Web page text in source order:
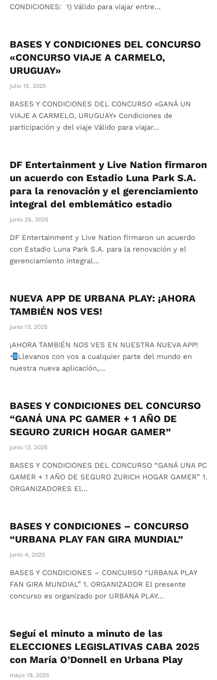
CONDICIONES: 1) Válido para viajar entre…
BASES Y CONDICIONES DEL CONCURSO
«CONCURSO VIAJE A CARMELO,
URUGUAY»
julio 15, 2025
BASES Y CONDICIONES DEL CONCURSO «GANÁ UN
VIAJE A CARMELO, URUGUAY» Condiciones de
participación y del viaje Válido para viajar…
DF Entertainment y Live Nation firmaron
un acuerdo con Estadio Luna Park S.A.
para la renovación y el gerenciamiento
integral del emblemático estadio
junio 25, 2025
DF Entertainment y Live Nation firmaron un acuerdo
con Estadio Luna Park S.A. para la renovación y el
gerenciamiento integral…
NUEVA APP DE URBANA PLAY: ¡AHORA
TAMBIÉN NOS VES!
junio 13, 2025
¡AHORA TAMBIÉN NOS VES EN NUESTRA NUEVA APP!
Llevanos con vos a cualquier parte del mundo en
nuestra nueva aplicación,…
BASES Y CONDICIONES DEL CONCURSO
“GANÁ UNA PC GAMER + 1 AÑO DE
SEGURO ZURICH HOGAR GAMER”
junio 13, 2025
BASES Y CONDICIONES DEL CONCURSO “GANÁ UNA PC
GAMER + 1 AÑO DE SEGURO ZURICH HOGAR GAMER” 1.
ORGANIZADORES El…
BASES Y CONDICIONES – CONCURSO
“URBANA PLAY FAN GIRA MUNDIAL”
junio 4, 2025
BASES Y CONDICIONES – CONCURSO “URBANA PLAY
FAN GIRA MUNDIAL” 1. ORGANIZADOR El presente
concurso es organizado por URBANA PLAY…
Seguí el minuto a minuto de las
ELECCIONES LEGISLATIVAS CABA 2025
con María O’Donnell en Urbana Play
mayo 19, 2025